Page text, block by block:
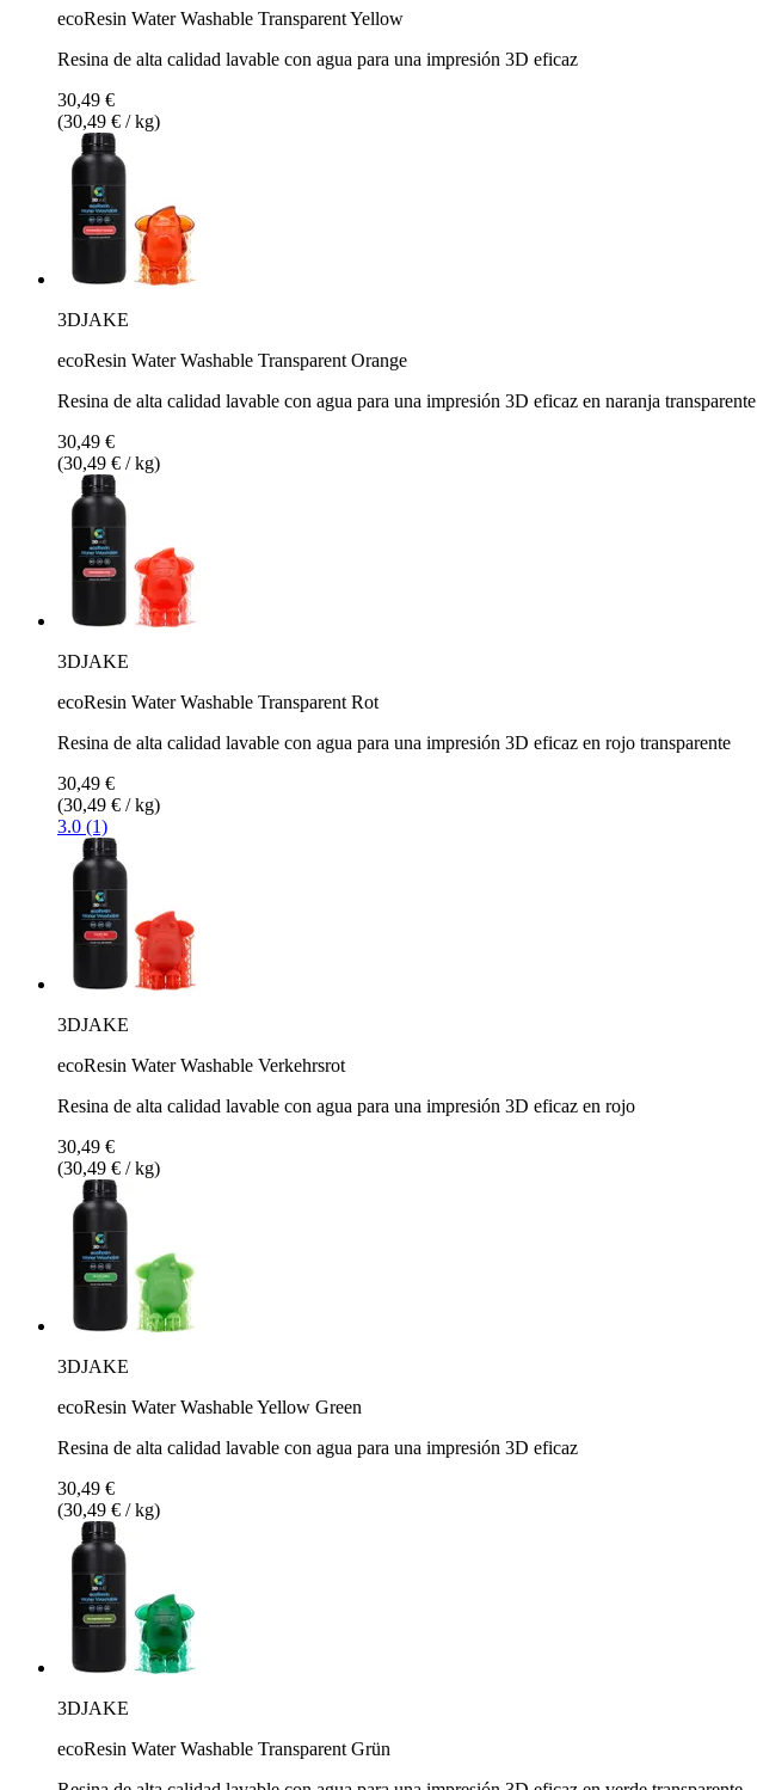
ecoResin Water Washable Transparent Yellow
Resina de alta calidad lavable con agua para una impresión 3D eficaz
30,49 €
(30,49 € / kg)
3DJAKE
ecoResin Water Washable Transparent Orange
Resina de alta calidad lavable con agua para una impresión 3D eficaz en naranja transparente
30,49 €
(30,49 € / kg)
3DJAKE
ecoResin Water Washable Transparent Rot
Resina de alta calidad lavable con agua para una impresión 3D eficaz en rojo transparente
30,49 €
(30,49 € / kg)
3.0 (1)
3DJAKE
ecoResin Water Washable Verkehrsrot
Resina de alta calidad lavable con agua para una impresión 3D eficaz en rojo
30,49 €
(30,49 € / kg)
3DJAKE
ecoResin Water Washable Yellow Green
Resina de alta calidad lavable con agua para una impresión 3D eficaz
30,49 €
(30,49 € / kg)
3DJAKE
ecoResin Water Washable Transparent Grün